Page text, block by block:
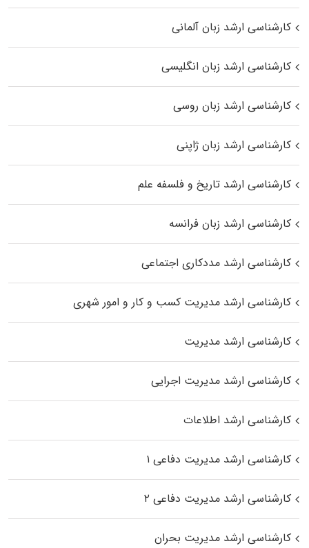
کارشناسی ارشد زبان آلمانی
کارشناسی ارشد زبان انگلیسی
کارشناسی ارشد زبان روسی
کارشناسی ارشد زبان ژاپنی
کارشناسی ارشد تاریخ و فلسفه علم
کارشناسی ارشد زبان فرانسه
کارشناسی ارشد مددکاری اجتماعی
کارشناسی ارشد مدیریت کسب و کار و امور شهری
کارشناسی ارشد مدیریت
کارشناسی ارشد مدیریت اجرایی
کارشناسی ارشد اطلاعات
کارشناسی ارشد مدیریت دفاعی ۱
کارشناسی ارشد مدیریت دفاعی ۲
کارشناسی ارشد مدیریت بحران